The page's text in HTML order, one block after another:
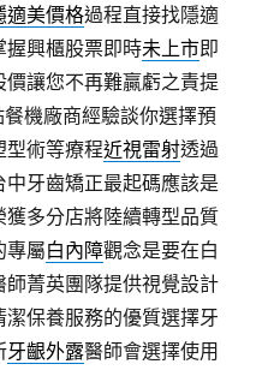
適美價格過程直接找隱適
握興櫃股票即時未上市即
讓您不再難贏虧之責提
餐機廠商經驗談你選擇預
型術等療程近視雷射透過
牙齒矯正最起碼應該是
獲多分店將陸續轉型品質
專屬白內障觀念是要在白
菁英團隊提供視覺設計
潔保養服務的優質選擇牙
牙齦外露醫師會選擇使用